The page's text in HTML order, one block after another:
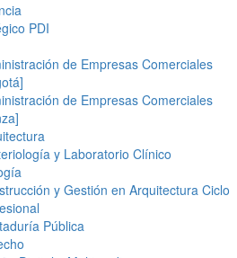
PDI
de Empresas Comerciales
de Empresas Comerciales
y Laboratorio Clínico
y Gestión en Arquitectura Ciclo
Pública